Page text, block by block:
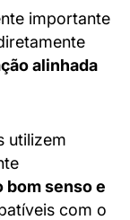
importante
alinhada
utilizem
bom senso e
com o